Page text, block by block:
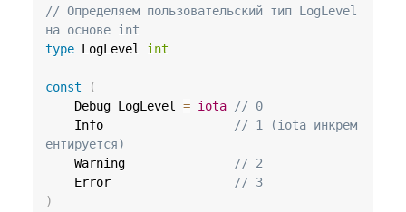
// Определяем пользовательский тип LogLevel
на основе int
type LogLevel int
const
(
	Debug LogLevel
= iota
// 0
	Info
// 1 (iota инкрем
ентируется)
	Warning
// 2
	Error
// 3
)